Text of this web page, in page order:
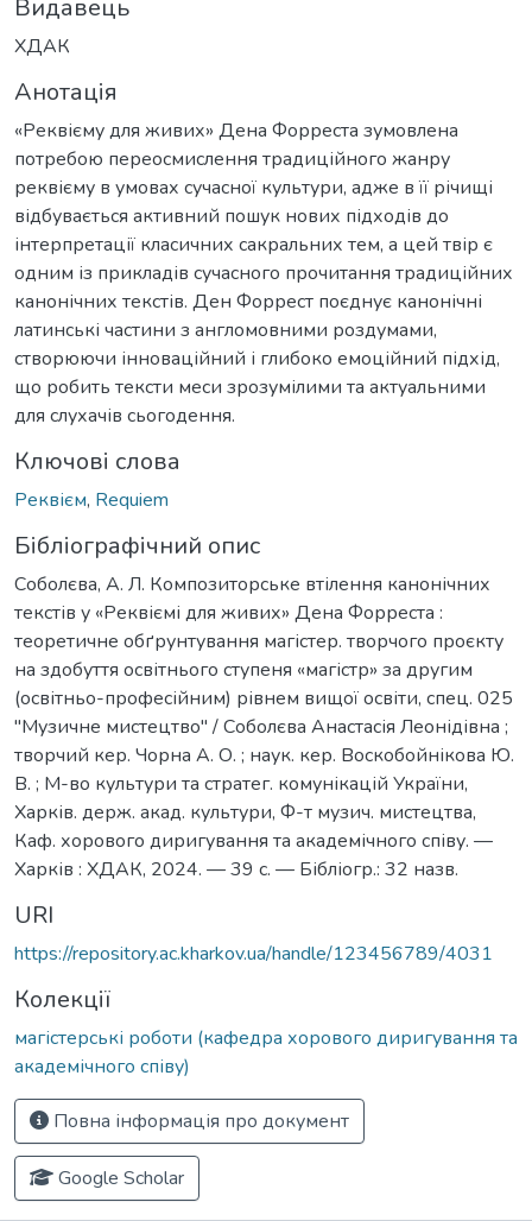
Видавець
ХДАК
Анотація
«Реквієму для живих» Дена Форреста зумовлена
потребою переосмислення традиційного жанру
реквієму в умовах сучасної культури, адже в її річищі
відбувається активний пошук нових підходів до
інтерпретації класичних сакральних тем, а цей твір є
одним із прикладів сучасного прочитання традиційних
канонічних текстів. Ден Форрест поєднує канонічні
латинські частини з англомовними роздумами,
створюючи інноваційний і глибоко емоційний підхід,
що робить тексти меси зрозумілими та актуальними
для слухачів сьогодення.
Ключові слова
Реквієм, Requiem
Бібліографічний опис
Соболєва, А. Л. Композиторське втілення канонічних
текстів у «Реквіємі для живих» Дена Форреста :
теоретичне обґрунтування магістер. творчого проєкту
на здобуття освітнього ступеня «магістр» за другим
(освітньо-професійним) рівнем вищої освіти, спец. 025
"Музичне мистецтво" / Соболєва Анастасія Леонідівна ;
творчий кер. Чорна А. О. ; наук. кер. Воскобойнікова Ю.
В. ; М-во культури та стратег. комунікацій України,
Харків. держ. акад. культури, Ф-т музич. мистецтва,
Каф. хорового диригування та академічного співу. —
Харків : ХДАК, 2024. — 39 с. — Бібліогр.: 32 назв.
URI
https://repository.ac.kharkov.ua/handle/123456789/4031
Колекції
магістерські роботи (кафедра хорового диригування та
академічного співу)
Повна інформація про документ
Google Scholar